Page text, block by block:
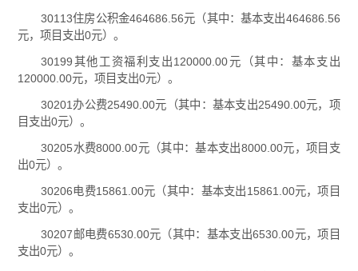
30113住房公积金464686.56元（其中：基本支出464686.56
元，项目支出0元）。
30199其他工资福利支出120000.00元（其中：基本支出
120000.00元，项目支出0元）。
30201办公费25490.00元（其中：基本支出25490.00元，项
目支出0元）。
30205水费8000.00元（其中：基本支出8000.00元，项目支
出0元）。
30206电费15861.00元（其中：基本支出15861.00元，项目
支出0元）。
30207邮电费6530.00元（其中：基本支出6530.00元，项目
支出0元）。